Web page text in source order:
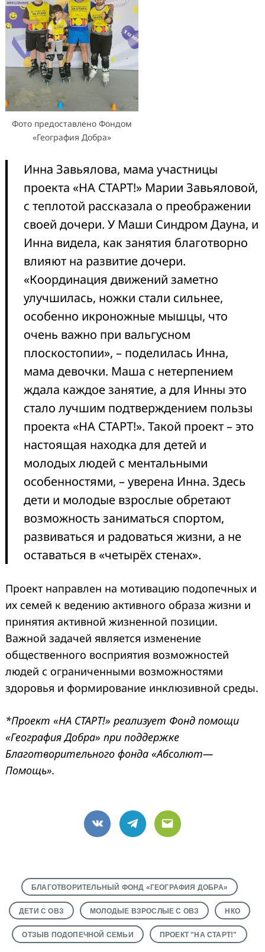
Фото предоставлено Фондом
«География Добра»
Инна Завьялова, мама участницы
проекта «НА СТАРТ!» Марии Завьяловой,
с теплотой рассказала о преображении
своей дочери. У Маши Синдром Дауна, и
Инна видела, как занятия благотворно
влияют на развитие дочери.
«Координация движений заметно
улучшилась, ножки стали сильнее,
особенно икроножные мышцы, что
очень важно при вальгусном
плоскостопии», – поделилась Инна,
мама девочки. Маша с нетерпением
ждала каждое занятие, а для Инны это
стало лучшим подтверждением пользы
проекта «НА СТАРТ!». Такой проект – это
настоящая находка для детей и
молодых людей с ментальными
особенностями, – уверена Инна. Здесь
дети и молодые взрослые обретают
возможность заниматься спортом,
развиваться и радоваться жизни, а не
оставаться в «четырёх стенах».
Проект направлен на мотивацию подопечных и
их семей к ведению активного образа жизни и
принятия активной жизненной позиции.
Важной задачей является изменение
общественного восприятия возможностей
людей с ограниченными возможностями
здоровья и формирование инклюзивной среды.
*Проект «НА СТАРТ!» реализует Фонд помощи
«География Добра» при поддержке
Благотворительного фонда «Абсолют—
Помощь».
VK Telegram
Email
БЛАГОТВОРИТЕЛЬНЫЙ ФОНД «ГЕОГРАФИЯ ДОБРА»
ДЕТИ С ОВЗ МОЛОДЫЕ ВЗРОСЛЫЕ С ОВЗ НКО
ОТЗЫВ ПОДОПЕЧНОЙ СЕМЬИ ПРОЕКТ "НА СТАРТ!"